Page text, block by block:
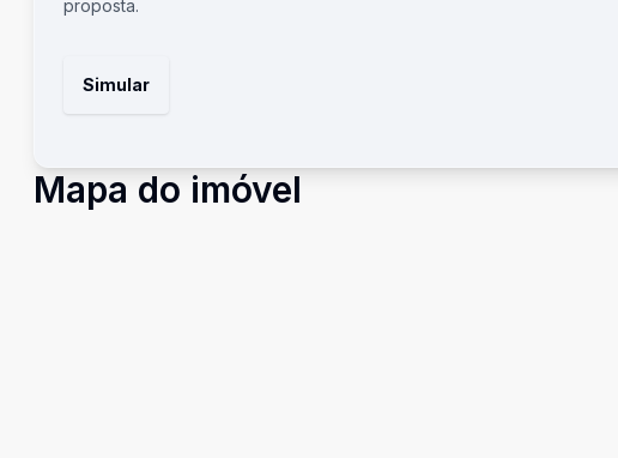
proposta.
Simular
Mapa do imóvel